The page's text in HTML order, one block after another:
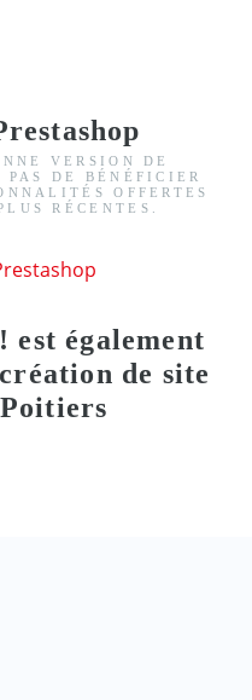
VERSION DE
PAS DE BÉNÉFICIER
OFFERTES
RÉCENTES.
est également
de site